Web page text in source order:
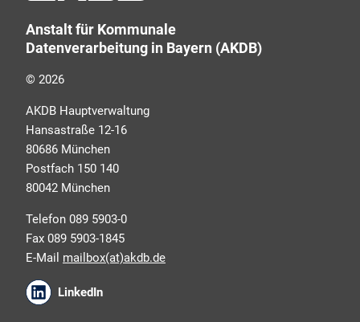
selbstverständlich kostenlos. Aber auch schnell und
ressourcenschonend, eben ganz zeitgemäß digital.
Dafür benötigen wir Ihre Einwilligung, die Sie jederzeit
Ich erkläre mich mit den AKDB-
Datenschutzbedingungen einverstanden. Detaillierte
Anstalt für Kommunale
Datenverarbeitung in Bayern (AKDB)
© 2026
AKDB Hauptverwaltung
Hansastraße 12-16
80686 München
Postfach 150 140
80042 München
Telefon 089 5903-0
Fax 089 5903-1845
E-Mail mailbox(at)akdb.de
LinkedIn